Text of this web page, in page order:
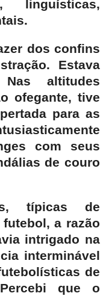
linguísticas,
dos confins
Estava
altitudes
ofegante, tive
para as
com seus
de couro
típicas de
a razão
intrigado na
interminável
de
que o